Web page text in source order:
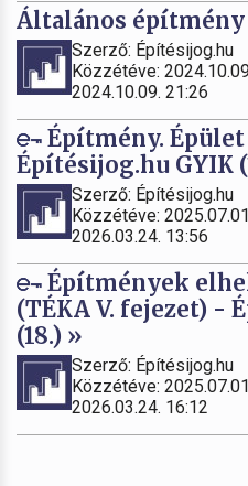
Általános építmény
Szerző: Építésijog.hu
Közzétéve:
2024.10.09. 21:26
Építmény.
Építésijog.hu GYIK
Szerző: Építésijog.hu
Közzétéve:
2026.03.24. 13:56
Építmények
(TÉKA V. fejezet) -
(18.) »
Szerző: Építésijog.hu
Közzétéve:
2026.03.24. 16:12